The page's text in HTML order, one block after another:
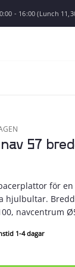
- 16:00 (Lunch
57
för en
hjulbultar. Bredd
navcentrum
1-4 dagar